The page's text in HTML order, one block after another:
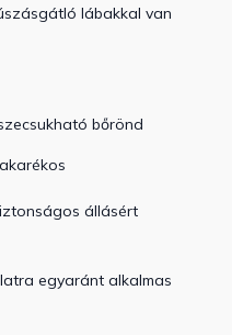
lábakkal van
bőrönd
állásért
egyaránt alkalmas